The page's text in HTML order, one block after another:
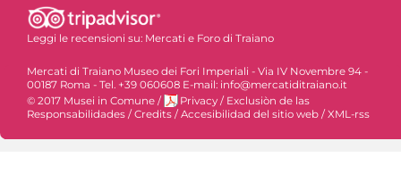
Leggi le recensioni su: Mercati e Foro di Traiano
Mercati di Traiano Museo dei Fori Imperiali - Via IV Novembre 94 -
00187 Roma - Tel. +39 060608 E-mail: info@mercatiditraiano.it
© 2017 Musei in Comune / Privacy / Exclusiòn de las
Responsabilidades /Credits /Accesibilidad del sitio web /XML-rss